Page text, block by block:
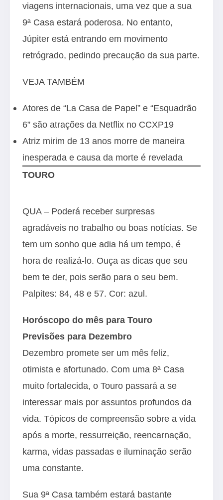
viagens internacionais, uma vez que a sua
9ª Casa estará poderosa. No entanto,
Júpiter está entrando em movimento
retrógrado, pedindo precaução da sua parte.
VEJA TAMBÉM
Atores de “La Casa de Papel” e “Esquadrão
6” são atrações da Netflix no CCXP19
Atriz mirim de 13 anos morre de maneira
inesperada e causa da morte é revelada
TOURO
QUA – Poderá receber surpresas
agradáveis no trabalho ou boas notícias. Se
tem um sonho que adia há um tempo, é
hora de realizá-lo. Ouça as dicas que seu
bem te der, pois serão para o seu bem.
Palpites: 84, 48 e 57. Cor: azul.
Horóscopo do mês para Touro
Previsões para Dezembro
Dezembro promete ser um mês feliz,
otimista e afortunado. Com uma 8ª Casa
muito fortalecida, o Touro passará a se
interessar mais por assuntos profundos da
vida. Tópicos de compreensão sobre a vida
após a morte, ressurreição, reencarnação,
karma, vidas passadas e iluminação serão
uma constante.
Sua 9ª Casa também estará bastante